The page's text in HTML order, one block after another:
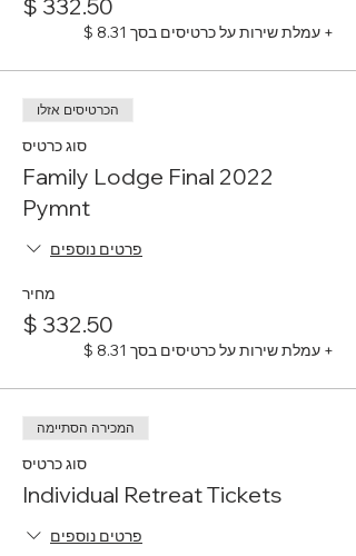
+ עמלת שירות על כרטיסים בסך ‏8.31 ‏$
הכרטיסים אזלו
סוג כרטיס
2022 Family Lodge Final
Pymnt
פרטים נוספים
מחיר
+ עמלת שירות על כרטיסים בסך ‏8.31 ‏$
המכירה הסתיימה
סוג כרטיס
Individual Retreat Tickets
פרטים נוספים